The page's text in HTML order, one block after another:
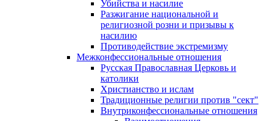
Убийства и насилие
Разжигание национальной и
религиозной розни и призывы к
насилию
Противодействие экстремизму
Межконфессиональные отношения
Русская Православная Церковь и
католики
Христианство и ислам
Традиционные религии против "сект"
Внутриконфессиональные отношения